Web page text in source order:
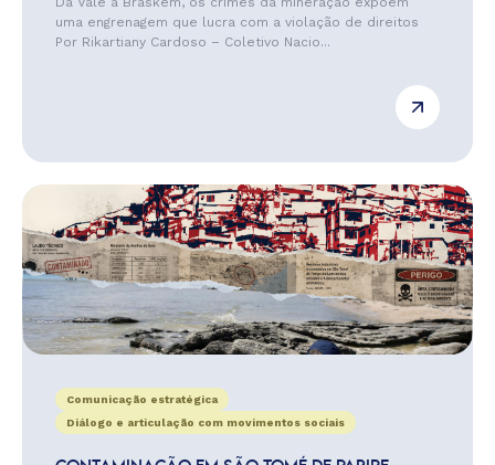
uma engrenagem que lucra com a violação de direitos
Por Rikartiany Cardoso – Coletivo Nacio...
Comunicação estratégica
Diálogo e articulação com movimentos sociais